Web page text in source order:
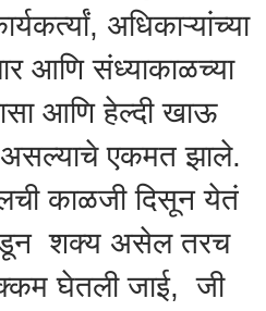
अधिकाऱ्यांच्या
आणि संध्याकाळच्या
आणि हेल्दी खाऊ
एकमत झाले.
काळजी दिसून येतं
शक्य असेल तरच
घेतली जाई, जी